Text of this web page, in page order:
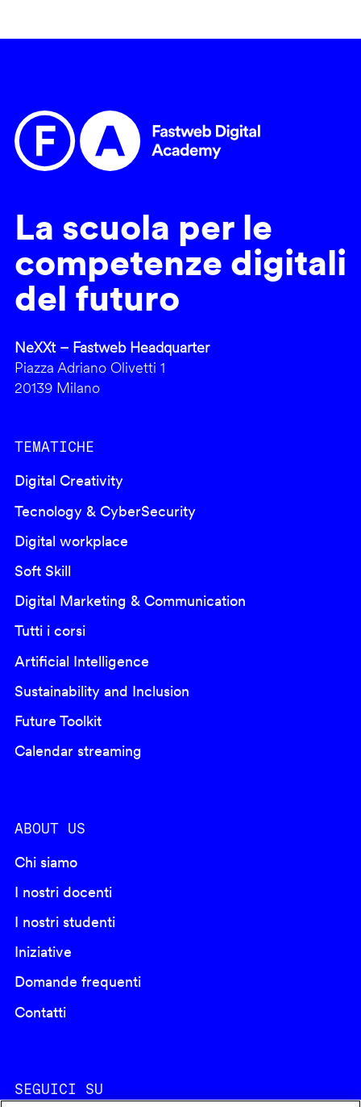
La scuola per le
competenze digitali
del futuro
NeXXt – Fastweb Headquarter
Piazza Adriano Olivetti 1
20139 Milano
TEMATICHE
Digital Creativity
Tecnology & CyberSecurity
Digital workplace
Soft Skill
Digital Marketing & Communication
Tutti i corsi
Artificial Intelligence
Sustainability and Inclusion
Future Toolkit
Calendar streaming
ABOUT US
Chi siamo
I nostri docenti
I nostri studenti
Iniziative
Domande frequenti
Contatti
SEGUICI SU